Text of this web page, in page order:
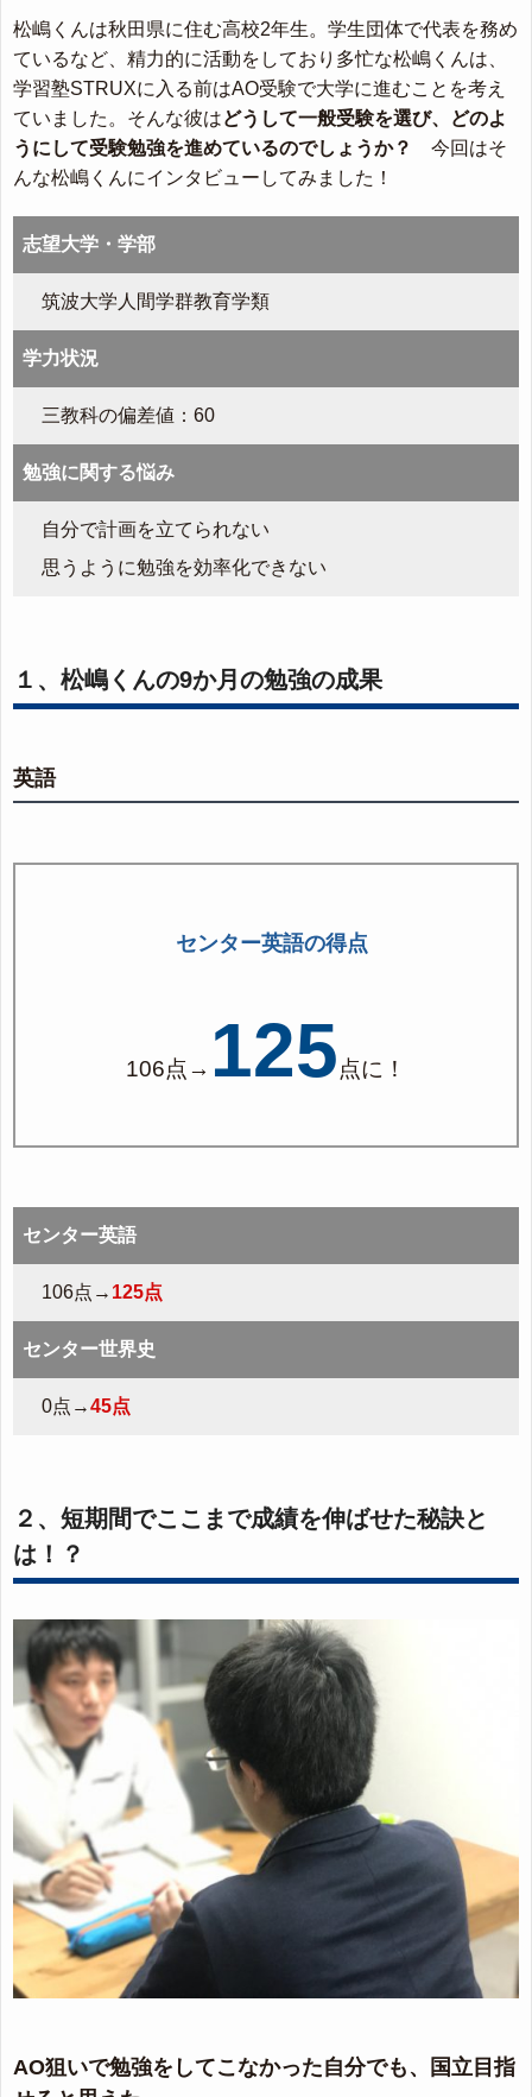
松嶋くんは秋田県に住む高校2年生。学生団体で代表を務め
ているなど、精力的に活動をしており多忙な松嶋くんは、
学習塾STRUXに入る前はAO受験で大学に進むことを考え
ていました。そんな彼はどうして一般受験を選び、どのよ
うにして受験勉強を進めているのでしょうか？
今回はそ
んな松嶋くんにインタビューしてみました！
志望大学・学部
筑波大学人間学群教育学類
学力状況
三教科の偏差値：60
勉強に関する悩み
自分で計画を立てられない
思うように勉強を効率化できない
１、松嶋くんの9か月の勉強の成果
英語
センター英語の得点
106点→ 125点に！
センター英語
106点→ 125点
センター世界史
0点→45点
２、短期間でここまで成績を伸ばせた秘訣と
は！？
AO狙いで勉強をしてこなかった自分でも、国立目指